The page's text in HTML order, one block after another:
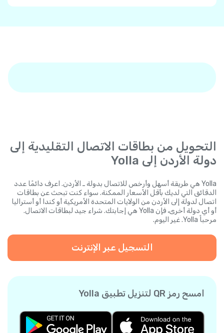
التحويل من بطاقات الاتصال التقليدية إلى
دولة الأردن إلى Yolla
Yolla هي طريقة أسهل وأرخص للاتصال بدولة ـ الأردن. اعرف دائمًا عدد
الدقائق التي لديك بأقل الأسعار الممكنة. سواء كنت تبحث عن بطاقات
اتصال لدولة إلى الأردن من الولايات المتحدة الأمريكية أو كندا أو أستراليا
أو أي دولة أخرى، فإن Yolla هي إجابتك. شراء جيد لبطاقات الاتصال.
مرحباً Yolla. غير اليوم.
التسجيل عبر الإنترنت
امسح رمز QR لتنزيل تطبيق Yolla